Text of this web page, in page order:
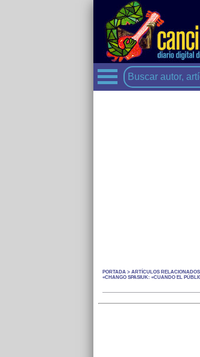
PORTADA > ARTÍCULOS
«CHANGO SPASIUK: «CUANDO EL